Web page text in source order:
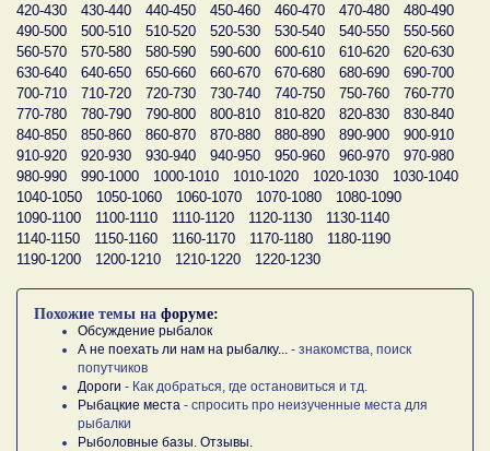
420-430
430-440 440-450 450-460 460-470 470-480
480-490
490-500
500-510 510-520 520-530 530-540 540-550
550-560
560-570
570-580 580-590 590-600 600-610 610-620
620-630
630-640
640-650 650-660 660-670 670-680 680-690
690-700
700-710
710-720 720-730 730-740 740-750 750-760
760-770
770-780
780-790 790-800 800-810 810-820 820-830
830-840
840-850
850-860 860-870 870-880 880-890 890-900
900-910
910-920
920-930 930-940 940-950 950-960 960-970
970-980
980-990
990-1000 1000-1010 1010-1020 1020-1030
1030-1040
1040-1050
1050-1060 1060-1070 1070-1080
1080-1090
1090-1100
1100-1110 1110-1120 1120-1130
1130-1140
1140-1150
1150-1160 1160-1170 1170-1180
1180-1190
1190-1200
1200-1210 1210-1220 1220-1230
Похожие темы на форуме:
Обсуждение рыбалок
А не поехать ли нам на рыбалку...
- знакомства, поиск
попутчиков
Дороги - Как добраться, где остановиться и тд.
Рыбацкие места - спросить про неизученные места для
рыбалки
Рыболовные базы. Отзывы.